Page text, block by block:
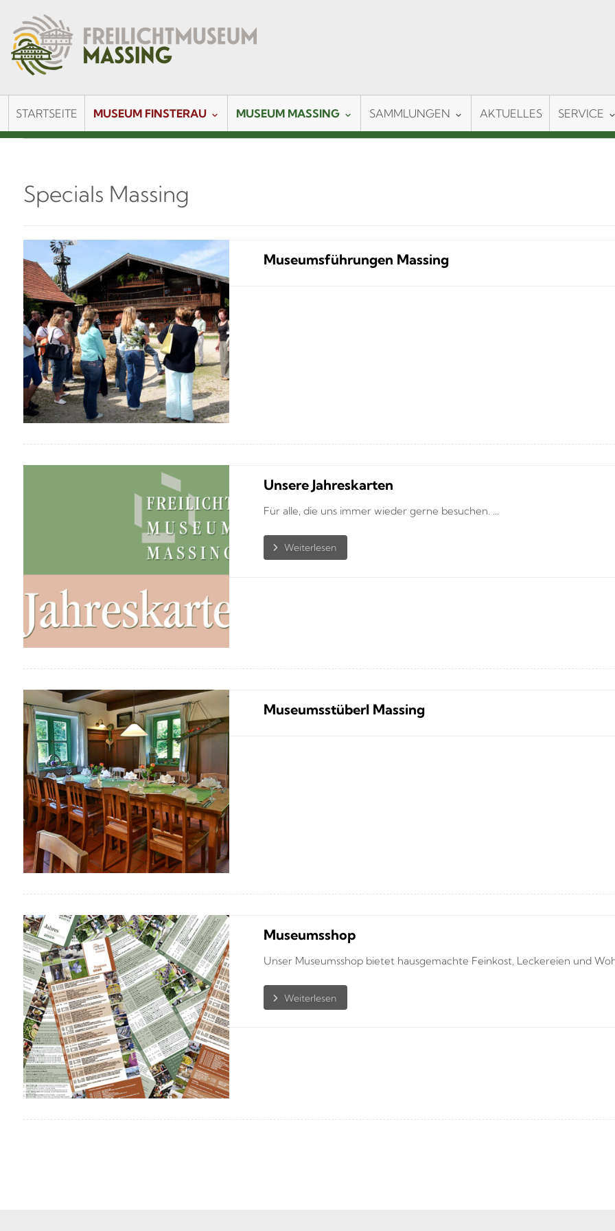
STARTSEITE MUSEUM FINSTERAU MUSEUM MASSING SAMMLUNGEN AKTUELLES SERVICE
Specials Massing
Museumsführungen Massing
Unsere Jahreskarten
Für alle, die uns immer wieder gerne besuchen. ...
Museumsstüberl Massing
Museumsshop
Unser Museumsshop bietet hausgemachte Feinkost, Leckereien und